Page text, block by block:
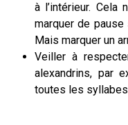
à l’intérieur. Cela
marquer de pause
Mais marquer un
Veiller à
alexandrins, par
toutes les